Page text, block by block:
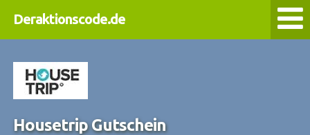
Deraktionscode.de
Housetrip Gutschein